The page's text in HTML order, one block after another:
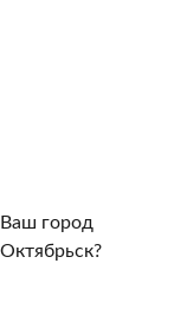
Ваш город
Октябрьск?